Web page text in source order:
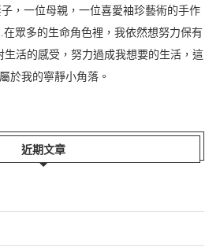
，一位母親，一位喜愛袖珍藝術的手作
眾多的生命角色裡，我依然想努力保有
生活的感受，努力過成我想要的生活，這
於我的寧靜小角落。
近期文章